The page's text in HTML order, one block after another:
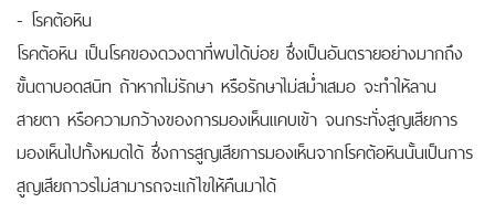
- โรคต้อหิน
โรคต้อหิน เป็นโรคของดวงตาที่พบได้บ่อย ซึ่งเป็นอันตรายอย่างมากถึง
ขั้นตาบอดสนิท ถ้าหากไม่รักษา หรือรักษาไม่สม่ำเสมอ จะทำให้ลาน
สายตา หรือความกว้างของการมองเห็นแคบเข้า จนกระทั่งสูญเสียการ
มองเห็นไปทั้งหมดได้ ซึ่งการสูญเสียการมองเห็นจากโรคต้อหินนั้นเป็นการ
สูญเสียถาวรไม่สามารถจะแก้ไขให้คืนมาได้